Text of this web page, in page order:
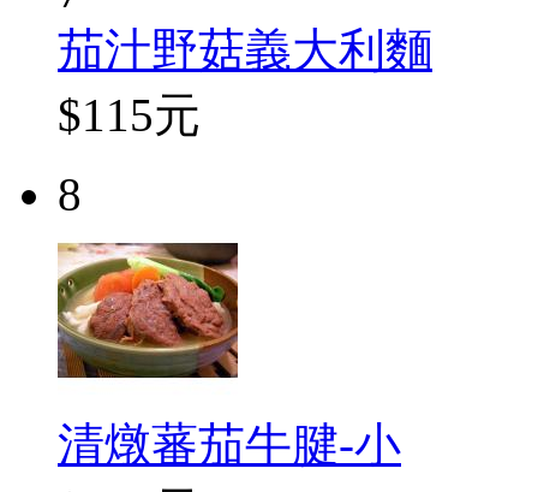
茄汁野菇義大利麵
$115元
8
清燉蕃茄牛腱-小